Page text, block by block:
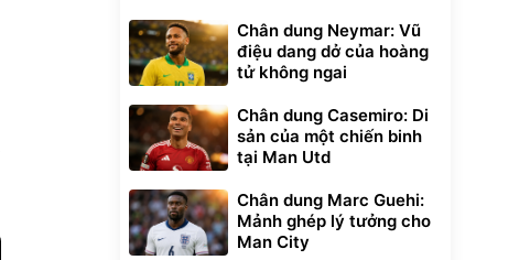
Chân dung Neymar: Vũ
điệu dang dở của hoàng
tử không ngai
Chân dung Casemiro: Di
sản của một chiến binh
tại Man Utd
Chân dung Marc Guehi:
Mảnh ghép lý tưởng cho
Man City